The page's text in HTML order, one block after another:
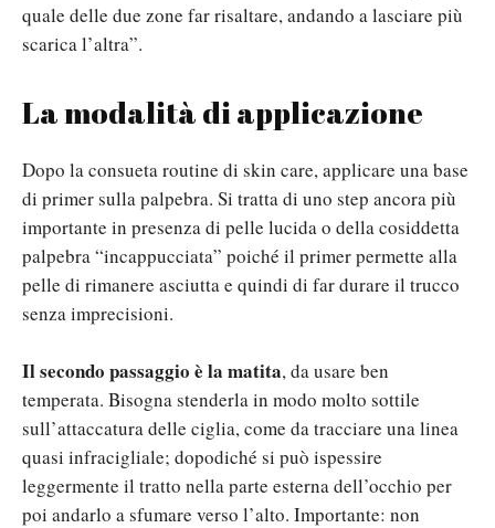
quale delle due zone far risaltare, andando a lasciare più
scarica l’altra”.
La modalità di applicazione
Dopo la consueta routine di skin care, applicare una base
di primer sulla palpebra. Si tratta di uno step ancora più
importante in presenza di pelle lucida o della cosiddetta
palpebra “incappucciata” poiché il primer permette alla
pelle di rimanere asciutta e quindi di far durare il trucco
senza imprecisioni.
Il secondo passaggio è la matita, da usare ben
temperata. Bisogna stenderla in modo molto sottile
sull’attaccatura delle ciglia, come da tracciare una linea
quasi infracigliale; dopodiché si può ispessire
leggermente il tratto nella parte esterna dell’occhio per
poi andarlo a sfumare verso l’alto. Importante: non